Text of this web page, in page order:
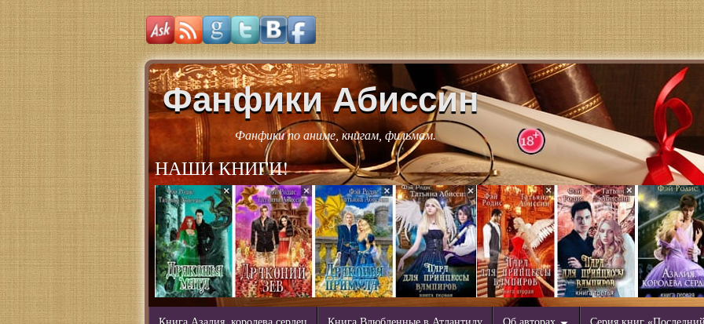
Фанфики Абиссин
Фанфики по аниме, книгам, фильмам.
НАШИ КНИГИ!